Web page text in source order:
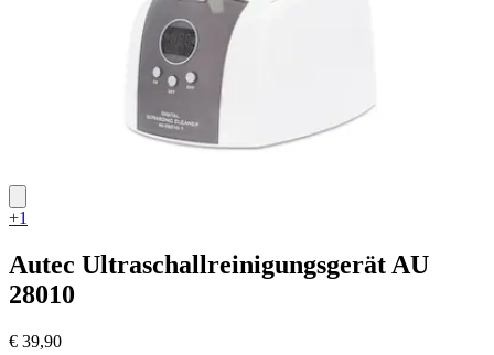
+1
Autec Ultraschallreinigungsgerät AU
28010
€ 39,90